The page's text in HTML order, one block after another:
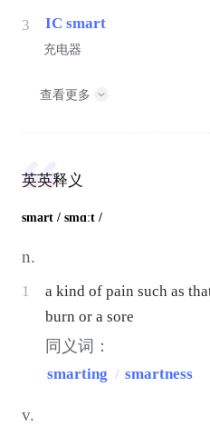
3 IC smart
充电器
查看更多
英英释义
smart / smɑːt /
n.
1
a kind of pain such as
burn or a sore
同义词：
smarting / smartness
v.